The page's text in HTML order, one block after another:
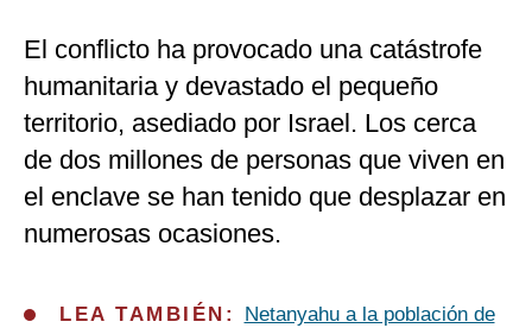
El conflicto ha provocado una catástrofe
humanitaria y devastado el pequeño
territorio, asediado por Israel. Los cerca
de dos millones de personas que viven en
el enclave se han tenido que desplazar en
numerosas ocasiones.
LEA TAMBIÉN:
Netanyahu a la población de